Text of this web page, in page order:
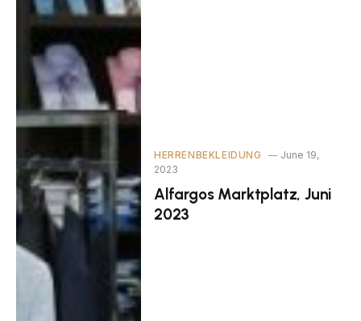
HERRENBEKLEIDUNG
June 19,
2023
Alfargos Marktplatz, Juni
2023